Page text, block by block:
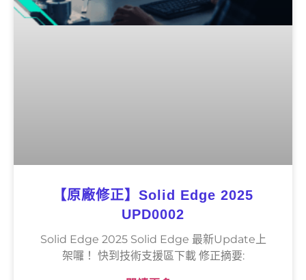
【原廠修正】Solid Edge 2025
UPD0002
Solid Edge 2025 Solid Edge 最新Update上
架囉！ 快到技術支援區下載 修正摘要: